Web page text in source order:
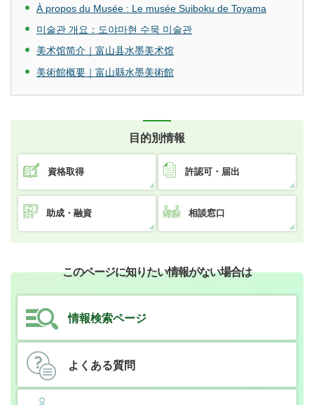
À propos du Musée : Le musée Suiboku de Toyama
미술관 개요：도야마현 수묵 미술관
美术馆简介｜富山县水墨美术馆
美術館概要｜富山縣水墨美術館
目的別情報
資格取得 許認可・届出
助成・融資 相談窓口
このページに知りたい情報がない場合は
情報検索ページ
よくある質問